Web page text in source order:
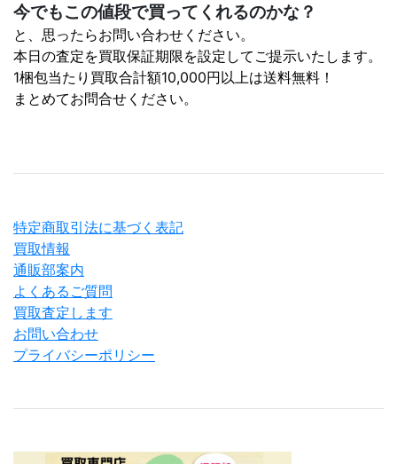
今でもこの値段で買ってくれるのかな？
と、思ったらお問い合わせください。
本日の査定を買取保証期限を設定してご提示いたします。
1梱包当たり買取合計額10,000円以上は送料無料！
まとめてお問合せください。
特定商取引法に基づく表記
買取情報
通販部案内
よくあるご質問
買取査定します
お問い合わせ
プライバシーポリシー